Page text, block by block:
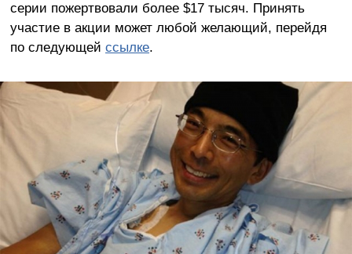
серии пожертвовали более $17 тысяч. Принять
участие в акции может любой желающий, перейдя
по следующей ссылке.